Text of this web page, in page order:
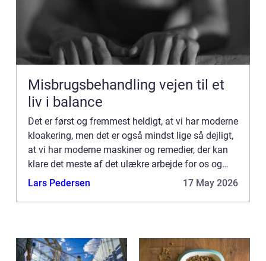
Misbrugsbehandling vejen til et
liv i balance
Det er først og fremmest heldigt, at vi har moderne
kloakering, men det er også mindst lige så dejligt,
at vi har moderne maskiner og remedier, der kan
klare det meste af det ulækre arbejde for os og
ikke mindst dem, der arbe...
Lars Pedersen 17 May 2026